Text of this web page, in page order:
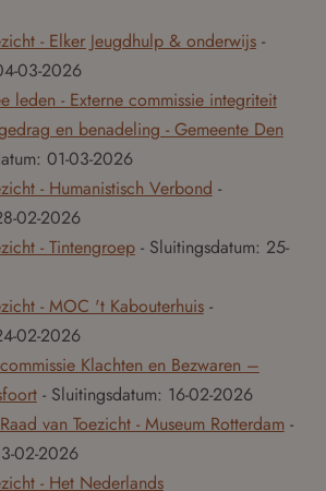
- Elker Jeugdhulp & onderwijs -
03-2026
leden - Externe commissie integriteit
en benadeling - Gemeente Den
01-03-2026
- Humanistisch Verbond -
02-2026
- Tintengroep - Sluitingsdatum: 25-
- MOC 't Kabouterhuis -
02-2026
Klachten en Bezwaren –
- Sluitingsdatum: 16-02-2026
van Toezicht - Museum Rotterdam -
02-2026
- Het Nederlands